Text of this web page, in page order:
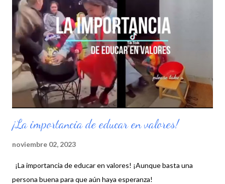
¡La importancia de educar en valores!
noviembre 02, 2023
¡La importancia de educar en valores! ¡Aunque basta una
persona buena para que aún haya esperanza!